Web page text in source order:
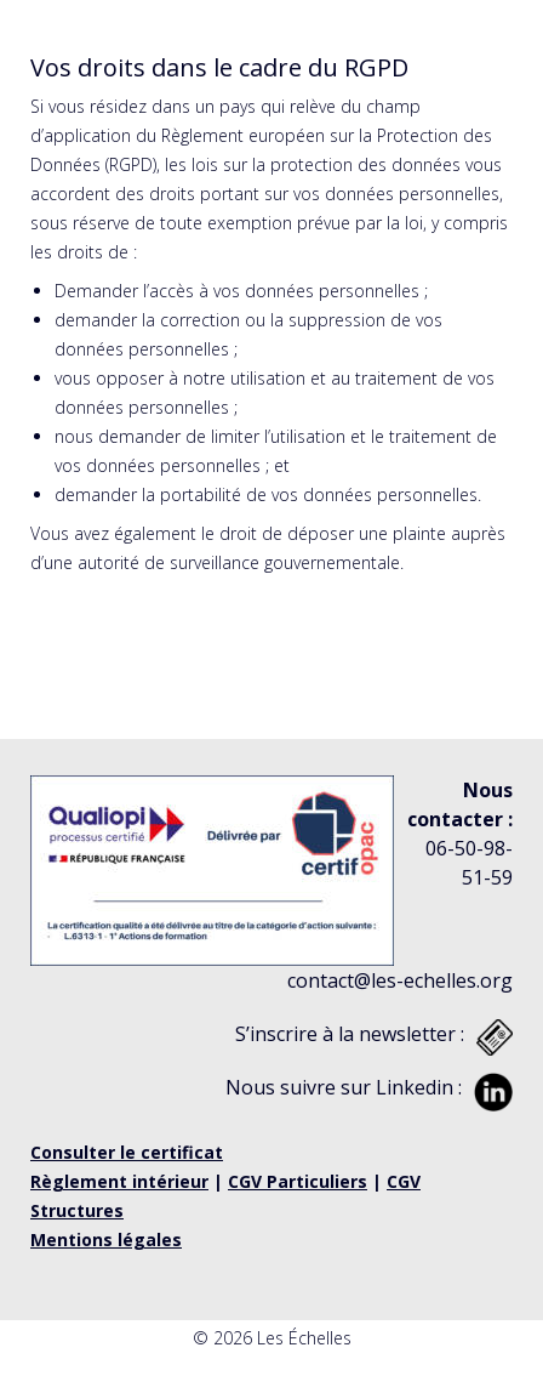
Vos droits dans le cadre du RGPD
Si vous résidez dans un pays qui relève du champ
d’application du Règlement européen sur la Protection des
Données (RGPD), les lois sur la protection des données vous
accordent des droits portant sur vos données personnelles,
sous réserve de toute exemption prévue par la loi, y compris
les droits de :
Demander l’accès à vos données personnelles ;
demander la correction ou la suppression de vos
données personnelles ;
vous opposer à notre utilisation et au traitement de vos
données personnelles ;
nous demander de limiter l’utilisation et le traitement de
vos données personnelles ; et
demander la portabilité de vos données personnelles.
Vous avez également le droit de déposer une plainte auprès
d’une autorité de surveillance gouvernementale.
Nous
contacter :
06-50-98-
51-59
contact@les-echelles.org
S’inscrire à la newsletter :
Nous suivre sur Linkedin :
Consulter le certificat
Règlement intérieur | CGV Particuliers | CGV
Structures
Mentions légales
© 2026 Les Échelles